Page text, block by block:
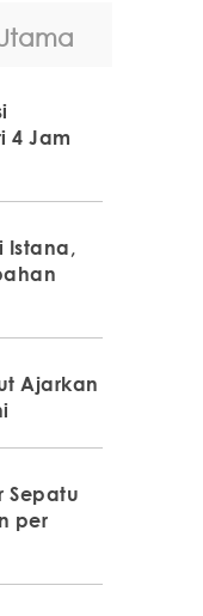
4 Jam
Istana,
Ajarkan
Sepatu
per